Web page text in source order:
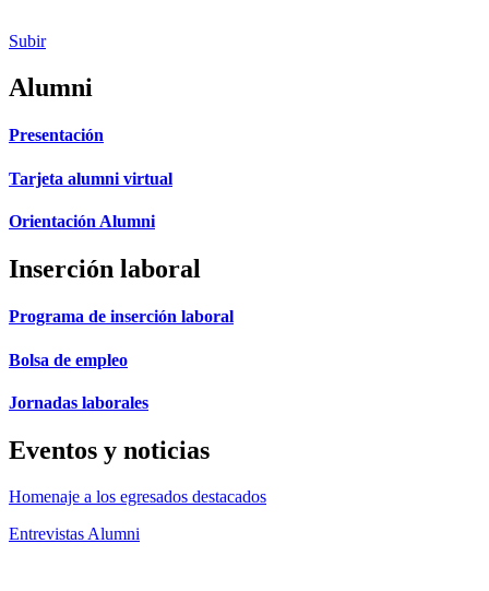
Subir
Alumni
Presentación
Tarjeta alumni virtual
Orientación Alumni
Inserción laboral
Programa de inserción laboral
Bolsa de empleo
Jornadas laborales
Eventos y noticias
Homenaje a los egresados destacados
Entrevistas Alumni